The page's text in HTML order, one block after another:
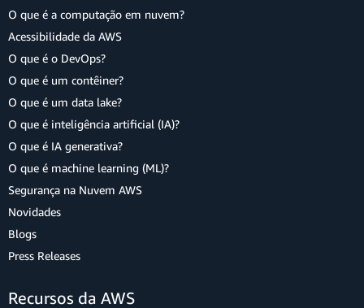
O que é a computação em nuvem?
Acessibilidade da AWS
O que é o DevOps?
O que é um contêiner?
O que é um data lake?
O que é inteligência artificial (IA)?
O que é IA generativa?
O que é machine learning (ML)?
Segurança na Nuvem AWS
Novidades
Blogs
Press Releases
Recursos da AWS